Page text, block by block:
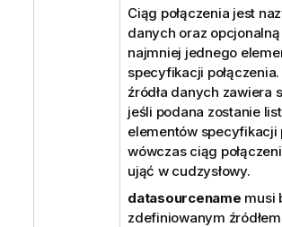
Ciąg połączenia jest
danych oraz
najmniej jednego
specyfikacji
źródła danych zawiera
jeśli podana zostanie
elementów specyfikacji
wówczas ciąg
ująć w cudzysłowy.
datasourcename musi
zdefiniowanym